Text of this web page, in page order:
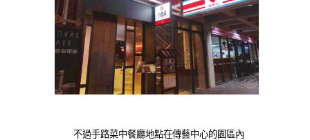
不過手路菜中餐廳地點在傳藝中心的園區內